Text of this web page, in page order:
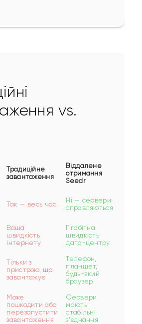
vs.
Традиційне
завантаження
Віддалене
отримання
Seedr
Так — весь час
Ні — сервери
справляються
Ваша
швидкість
інтернету
Гігабітна
швидкість
дата-центру
Тільки з
пристрою, що
завантажує
Телефон,
планшет,
будь-який
браузер
Може
пошкодити або
перезапустити
завантаження
Сервери
мають
стабільні
з'єднання